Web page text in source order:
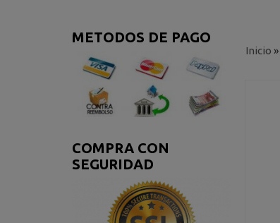
METODOS DE PAGO
COMPRA CON
SEGURIDAD
Inicio »